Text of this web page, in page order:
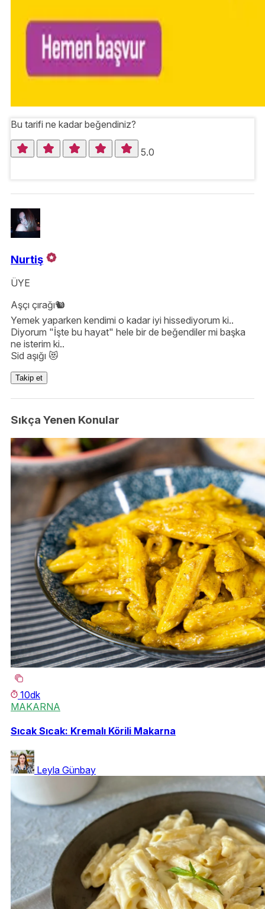
Bu tarifi ne kadar beğendiniz?
5.0
Nurtiş
ÜYE
Aşçı çırağı🐿️
Yemek yaparken kendimi o kadar iyi hissediyorum ki..
Diyorum "İşte bu hayat" hele bir de beğendiler mi başka
ne isterim ki..
Sid aşığı 😻
Takip et
Sıkça Yenen Konular
10dk
MAKARNA
Sıcak Sıcak: Kremalı Körili Makarna
Leyla Günbay